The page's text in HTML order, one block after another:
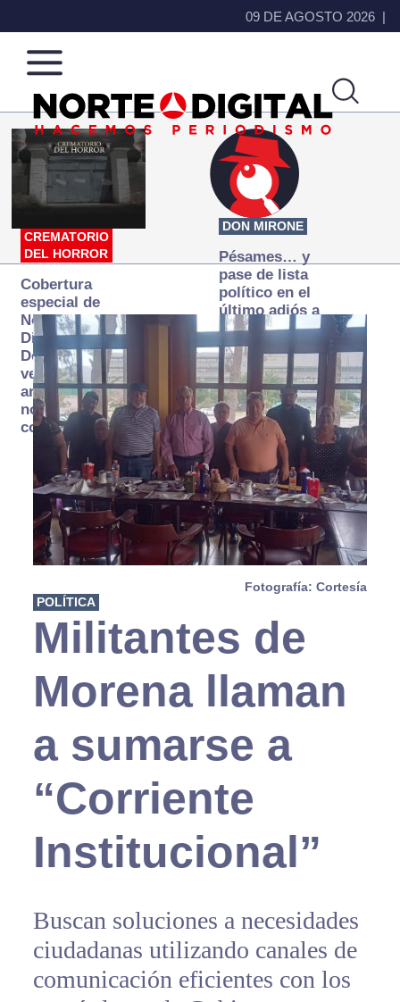
09 DE AGOSTO 2026
Norte
de
Ciudad
Más
que
noticias,
hacemos periodismo
CREMATORIO
DEL HORROR
Cobertura
especial de
Norte
Digital:
Donde la
verdad
arde… pero
no se
consume
DON MIRONE
Pésames… y
pase de lista
político en el
último adiós a
Papá Grande
Fotografía: Cortesía
POLÍTICA
Militantes de
Morena llaman
a sumarse a
“Corriente
Institucional”
Buscan soluciones a necesidades
ciudadanas utilizando canales de
comunicación eficientes con los